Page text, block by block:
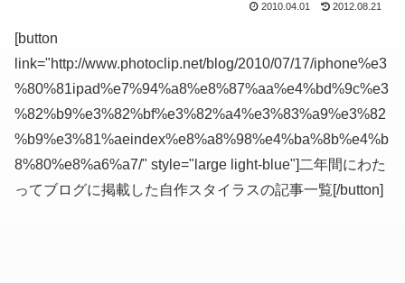
2010.04.01 2012.08.21
[button
link="http://www.photoclip.net/blog/2010/07/17/iphone%e3
%80%81ipad%e7%94%a8%e8%87%aa%e4%bd%9c%e3
%82%b9%e3%82%bf%e3%82%a4%e3%83%a9%e3%82
%b9%e3%81%aeindex%e8%a8%98%e4%ba%8b%e4%b
8%80%e8%a6%a7/" style="large light-blue"]二年間にわた
ってブログに掲載した自作スタイラスの記事一覧[/button]